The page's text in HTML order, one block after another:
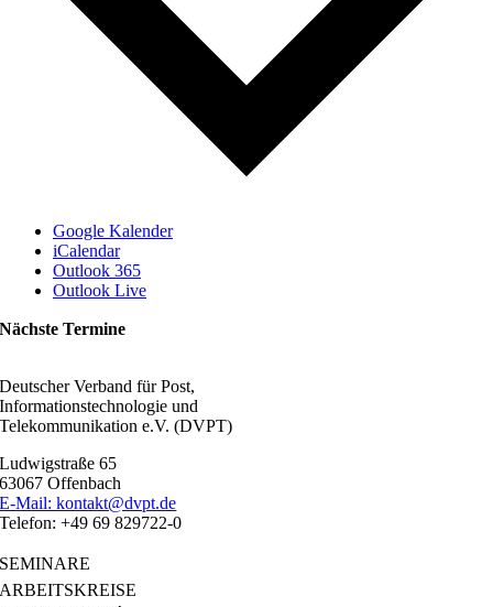
Google Kalender
iCalendar
Outlook 365
Outlook Live
Nächste Termine
Deutscher Verband für Post,
Informationstechnologie und
Telekommunikation e.V. (DVPT)
Ludwigstraße 65
63067 Offenbach
E-Mail: kontakt@dvpt.de
Telefon: +49 69 829722-0
SEMINARE
ARBEITSKREISE